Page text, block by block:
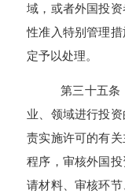
域，或者外国投
性准入特别管理
定予以处理。
第三十五
业、领域进行投
责实施许可的有
程序，审核外国
请材料、审核环